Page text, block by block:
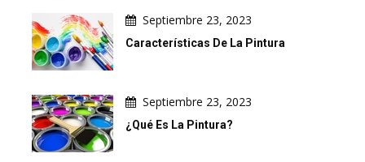
Septiembre 23, 2023
Características De La Pintura
Septiembre 23, 2023
¿Qué Es La Pintura?